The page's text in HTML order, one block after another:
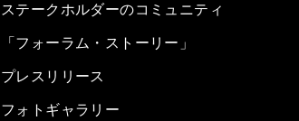
ステークホルダーのコミュニティ
「フォーラム・ストーリー」
プレスリリース
フォトギャラリー